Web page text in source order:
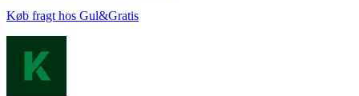
Køb fragt hos Gul&Gratis